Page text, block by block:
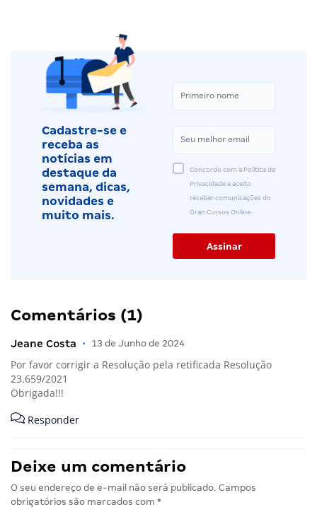
Cadastre-se e
receba as
notícias em
destaque da
semana, dicas,
novidades e
muito mais.
Concordo com a Política de
Privacidade e aceito
receber comunicações do
Gran Cursos Online.
Comentários (1)
Jeane Costa • 13 de Junho de 2024
Por favor corrigir a Resolução pela retificada Resolução
23.659/2021
Obrigada!!!
Responder
Deixe um comentário
O seu endereço de e-mail não será publicado. Campos
obrigatórios são marcados com *